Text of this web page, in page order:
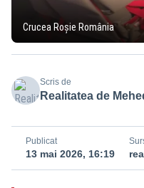
Crucea Roșie România
Scris de
Realitatea de
Publicat
13 mai 2026, 16:19